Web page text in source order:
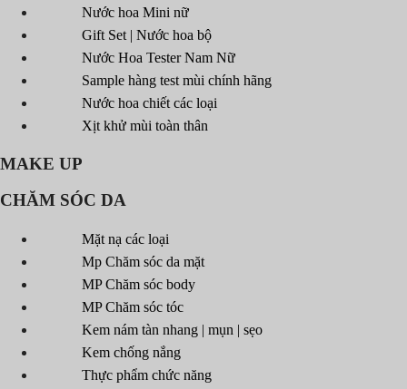
Nước hoa Mini nữ
Gift Set | Nước hoa bộ
Nước Hoa Tester Nam Nữ
Sample hàng test mùi chính hãng
Nước hoa chiết các loại
Xịt khử mùi toàn thân
MAKE UP
CHĂM SÓC DA
Mặt nạ các loại
Mp Chăm sóc da mặt
MP Chăm sóc body
MP Chăm sóc tóc
Kem nám tàn nhang | mụn | sẹo
Kem chống nắng
Thực phẩm chức năng